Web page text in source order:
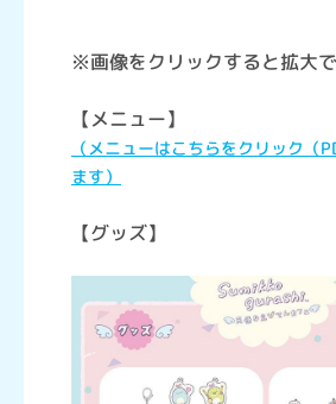
※画像をクリックすると拡大
【メニュー】
（メニューはこちらをクリック（
ます）
【グッズ】